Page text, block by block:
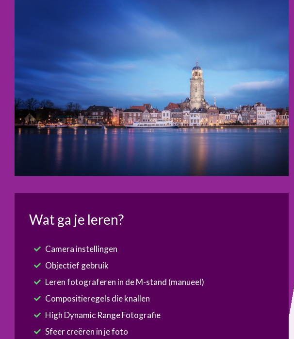
Wat ga je leren?
Camera instellingen
Objectief gebruik
Leren fotograferen in de M-stand (manueel)
Compositieregels die knallen
High Dynamic Range Fotografie
Sfeer creëren in je foto